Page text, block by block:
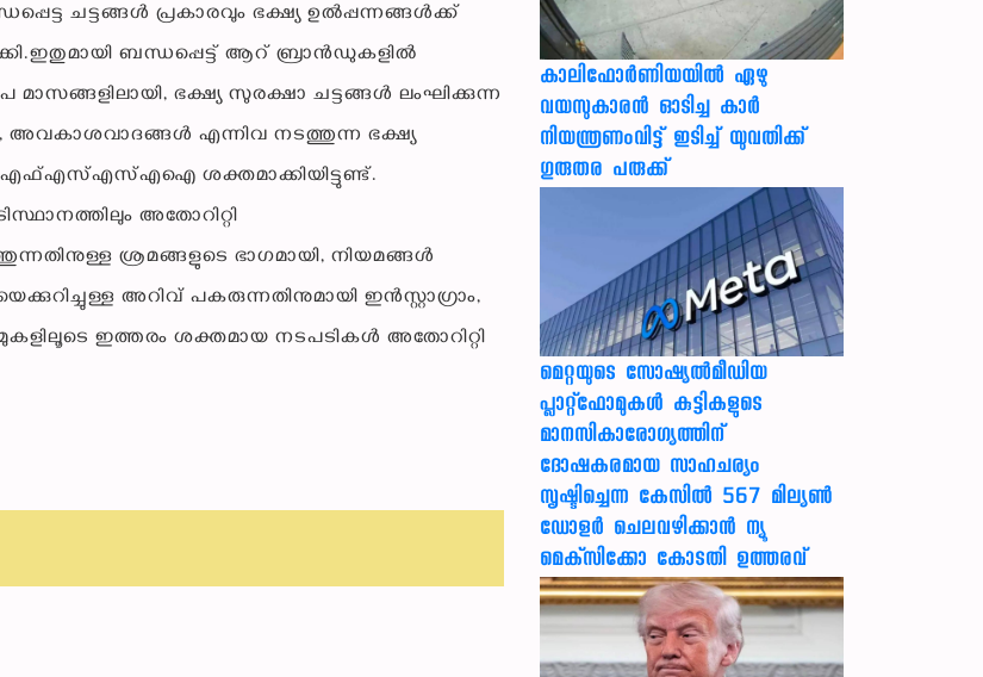
ചട്ടങ്ങൾ പ്രകാരവും ഭക്ഷ്യ ഉൽപ്പന്നങ്ങൾക്ക്
ബന്ധപ്പെട്ട് ആറ് ബ്രാൻഡുകളിൽ
മാസങ്ങളിലായി, ഭക്ഷ്യ സുരക്ഷാ ചട്ടങ്ങൾ ലംഘിക്കുന്ന
അവകാശവാദങ്ങൾ എന്നിവ നടത്തുന്ന ഭക്ഷ്യ
എഫ്എസ്എസ്എഐ ശക്തമാക്കിയിട്ടുണ്ട്.
അതോറിറ്റി
ശ്രമങ്ങളുടെ ഭാഗമായി, നിയമങ്ങൾ
അറിവ് പകരുന്നതിനുമായി ഇൻസ്റ്റാഗ്രാം,
ഇത്തരം ശക്തമായ നടപടികൾ അതോറിറ്റി
കാലിഫോര്‍ണിയയില്‍ ഏഴു
വയസുകാരന്‍ ഓടിച്ച കാര്‍
നിയന്ത്രണംവിട്ട് ഇടിച്ച് യുവതിക്ക്
ഗുരുതര പരുക്ക്
മെറ്റയുടെ സോഷ്യല്‍മീഡിയ
പ്ലാറ്റ്‌ഫോമുകള്‍ കുട്ടികളുടെ
മാനസികാരോഗ്യത്തിന്
ദോഷകരമായ സാഹചര്യം
സൃഷ്ടിച്ചെന്ന കേസില്‍ 567 മില്യണ്‍
ഡോളര്‍ ചെലവഴിക്കാന്‍ ന്യൂ
മെക്‌സിക്കോ കോടതി ഉത്തരവ്